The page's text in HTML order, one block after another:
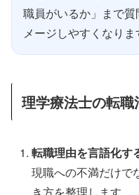
職員がいるか」まで
メージしやすくなりま
理学療法士の転
転職理由を言語化す
現職への不満だけで